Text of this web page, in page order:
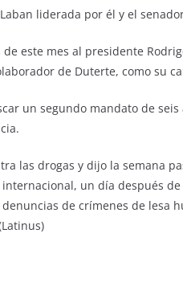
liderada por él y el
este mes al presidente
de Duterte, como su
un segundo mandato de
las drogas y dijo la semana
un día después de
de crímenes de lesa